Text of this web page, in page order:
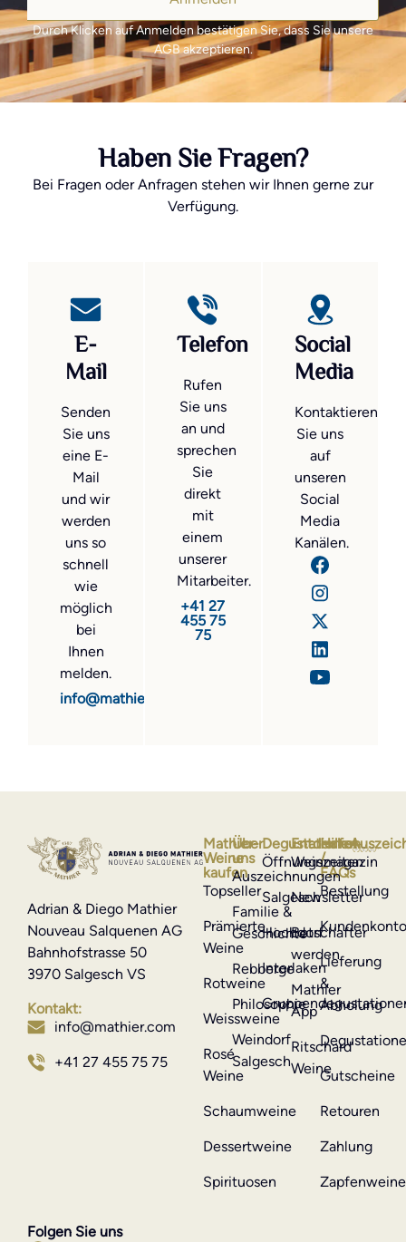
Durch Klicken auf Anmelden bestätigen Sie, dass Sie unsere
AGB akzeptieren.
Haben Sie Fragen?
Bei Fragen oder Anfragen stehen wir Ihnen gerne zur
Verfügung.
E-
Mail
Senden
Sie uns
eine E-
Mail
und wir
werden
uns so
schnell
wie
möglich
bei
Ihnen
melden.
info@mathier.com
Telefon
Rufen
Sie uns
an und
sprechen
Sie
direkt
mit
einem
unserer
Mitarbeiter.
+41 27
455 75
75
Social
Media
Kontaktieren
Sie uns
auf
unseren
Social
Media
Kanälen.
Adrian & Diego Mathier
Nouveau Salquenen AG
Bahnhofstrasse 50
3970 Salgesch VS
Kontakt:
info@mathier.com
+41 27 455 75 75
Folgen Sie uns
Mathier-
Weine
kaufen
Topseller
Prämierte
Weine
Rotweine
Weissweine
Rosé
Weine
Schaumweine
Dessertweine
Spirituosen
Hilfe
/
FAQs
Bestellung
Lieferung
&
Abholung
Gutscheine
Retouren
Zahlung
Zapfenweine
Entdecken
Weinmagazin
Newsletter
Botschafter
werden
Mathier
App
Ritschard
Weine
Degustationen
Öffnungszeiten
Salgesch
Hochdorf
Interlaken
Über
uns
Auszeichnungen
Familie &
Geschichte
Rebberge
Philosophie
Weindorf
Salgesch